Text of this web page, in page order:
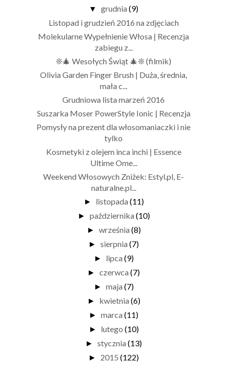
▼ grudnia (9)
Listopad i grudzień 2016 na zdjęciach
Molekularne Wypełnienie Włosa | Recenzja
zabiegu z...
❊🎄 Wesołych Świąt 🎄❊ (filmik)
Olivia Garden Finger Brush | Duża, średnia,
mała c...
Grudniowa lista marzeń 2016
Suszarka Moser PowerStyle Ionic | Recenzja
Pomysły na prezent dla włosomaniaczki i nie
tylko
Kosmetyki z olejem inca inchi | Essence
Ultime Ome...
Weekend Włosowych Zniżek: Estyl.pl, E-
naturalne.pl...
► listopada (11)
► października (10)
► września (8)
► sierpnia (7)
► lipca (9)
► czerwca (7)
► maja (7)
► kwietnia (6)
► marca (11)
► lutego (10)
► stycznia (13)
► 2015 (122)